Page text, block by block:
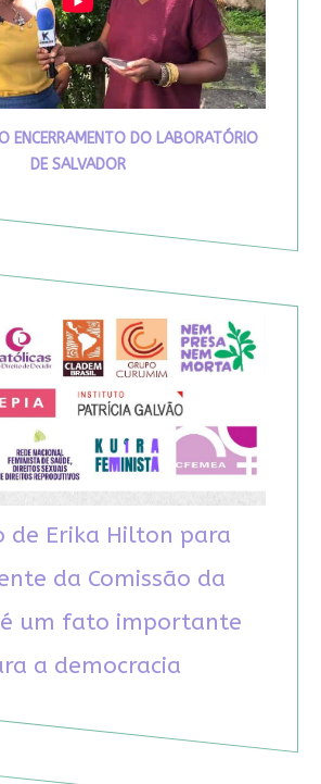
ENCERRAMENTO DO LABORATÓRIO
DE SALVADOR
de Erika Hilton para
da Comissão da
um fato importante
a democracia